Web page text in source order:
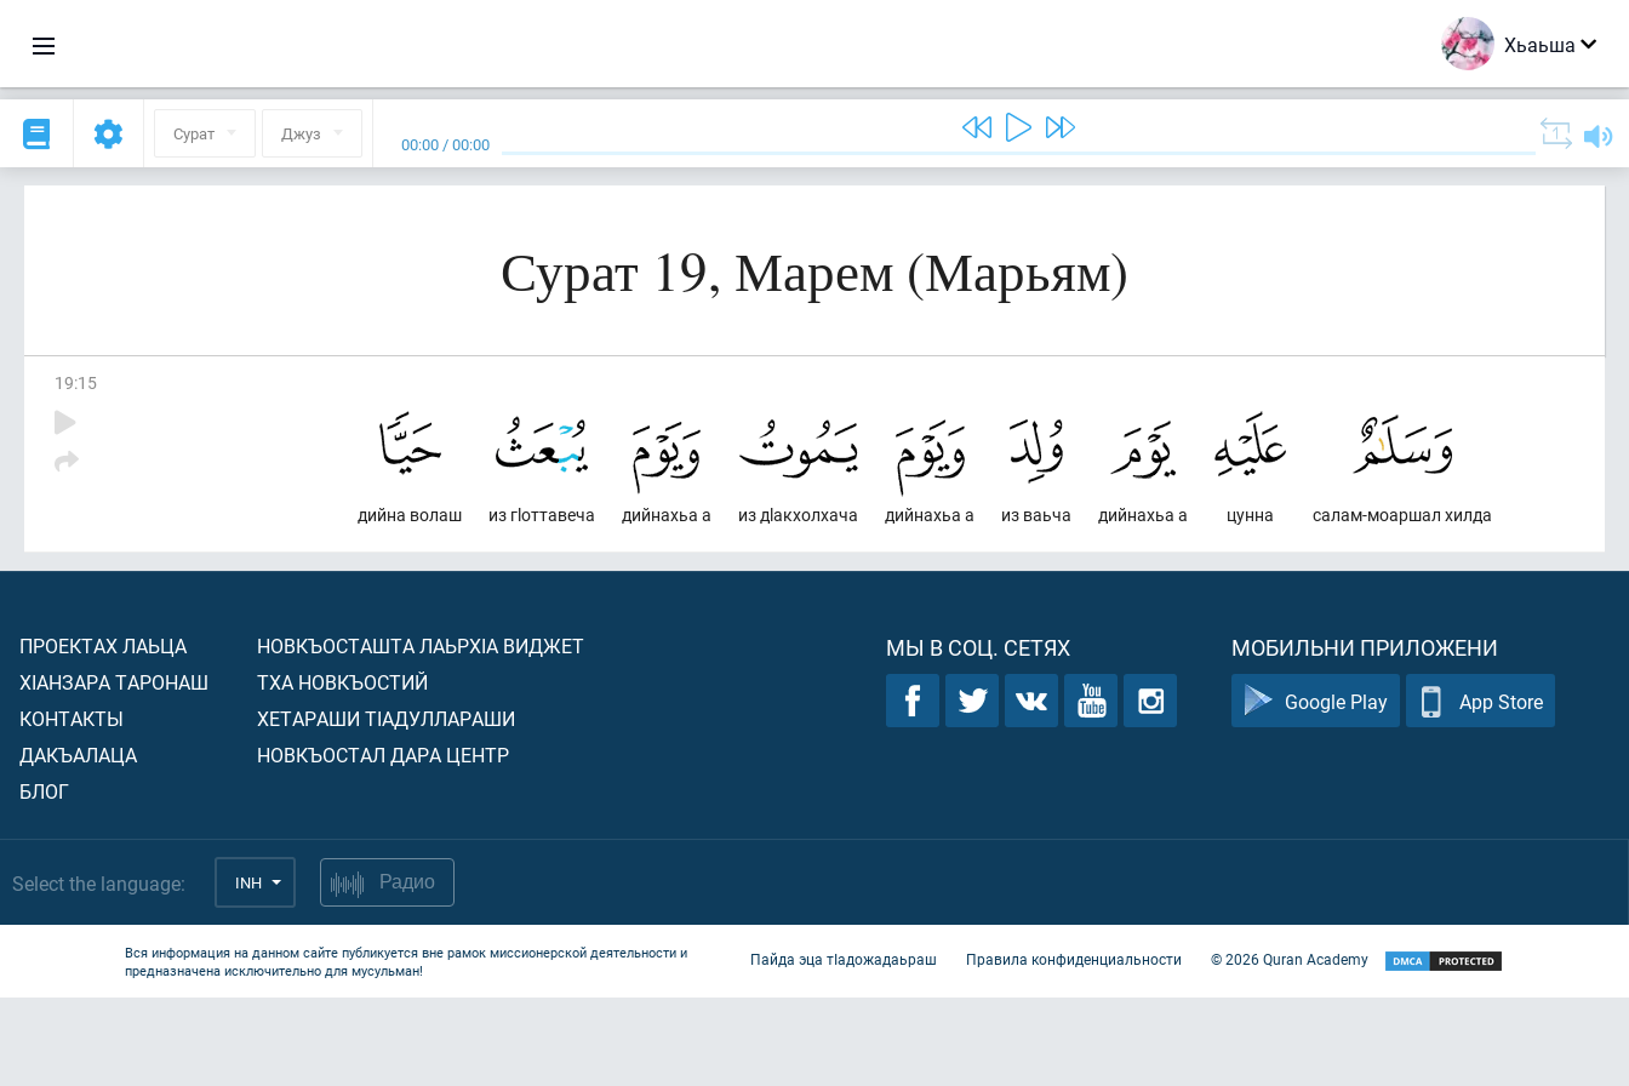
Хьаьша
Сурат Джуз 00:00 /00:00
Сурат 19, Марем (Марьям)
19:15
салам-моаршал хилда
цунна
дийнахьа а
из ваьча
дийнахьа а
из дlакхолхача
дийнахьа а
из гlоттавеча
дийна волаш
ПРОЕКТАХ ЛАЬЦА
ХIАНЗАРА ТАРОНАШ
КОНТАКТЫ
ДАКЪАЛАЦА
БЛОГ
НОВКЪОСТАШТА ЛАЬРХIА ВИДЖЕТ
ТХА НОВКЪОСТИЙ
ХЕТАРАШИ ТIАДУЛЛАРАШИ
НОВКЪОСТАЛ ДАРА ЦЕНТР
МЫ В СОЦ. СЕТЯХ МОБИЛЬНИ ПРИЛОЖЕНИ
Google Play App Store
Select the language: INH Радио
Вся информация на данном сайте публикуется вне рамок миссионерской деятельности и
предназначена исключительно для мусульман!
Пайда эца тIадожадаьраш Правила конфиденциальности ©2026Quran Academy